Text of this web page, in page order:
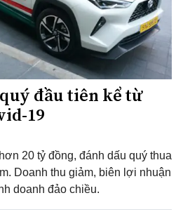
đầu tiên kể từ
19
20 tỷ đồng, đánh dấu quý thua
Doanh thu giảm, biên lợi nhuận
doanh đảo chiều.